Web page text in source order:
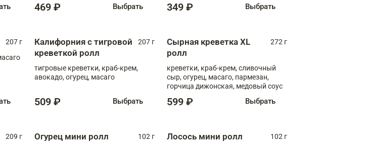
469 ₽ Выбрать 349 ₽ Выбрать
207 г
Калифорния с тигровой
креветкой ролл
207 г
тигровые креветки, краб-крем,
авокадо, огурец, масаго
509 ₽ Выбрать
Сырная креветка XL
ролл
272 г
креветки, краб-крем, сливочный
сыр, огурец, масаго, пармезан,
горчица дижонская, медовый соус
599 ₽ Выбрать
209 г
Огурец мини ролл
102 г
Лосось мини ролл
102 г